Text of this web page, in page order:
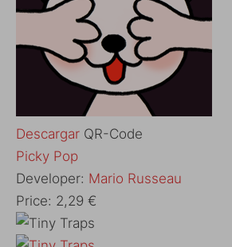
Descargar QR-Code
Picky Pop
Developer: Mario Russeau
Price: 2,29 €